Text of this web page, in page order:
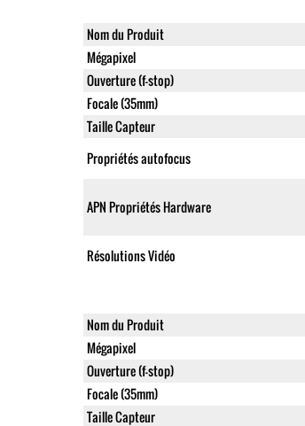
Nom du Produit
Mégapixel
Ouverture (f-stop)
Focale (35mm)
Taille Capteur
Propriétés autofocus
APN Propriétés Hardware
Résolutions Vidéo
Nom du Produit
Mégapixel
Ouverture (f-stop)
Focale (35mm)
Taille Capteur